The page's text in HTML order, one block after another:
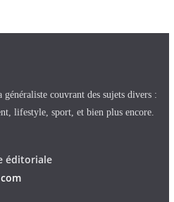
généraliste couvrant des sujets divers :
lifestyle, sport, et bien plus encore.
éditoriale